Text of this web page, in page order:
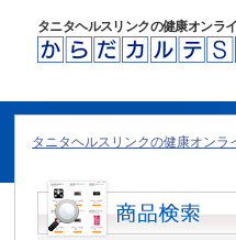
タニタヘルスリンクの健康オンラ
タニタヘルスリンクの健康オンラ